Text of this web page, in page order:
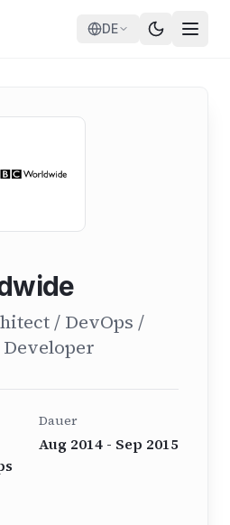
DE
/ DevOps /
Dauer
Aug 2014 - Sep 2015